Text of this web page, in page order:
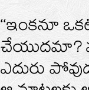
‘‘ఇంకనూ
చేయుదమా?
ఎదురు